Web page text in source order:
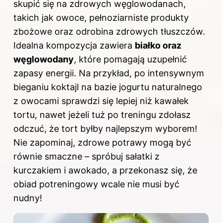
skupić się na zdrowych węglowodanach,
takich jak owoce, pełnoziarniste produkty
zbożowe oraz odrobina zdrowych tłuszczów.
Idealna kompozycja zawiera białko oraz
węglowodany, które pomagają uzupełnić
zapasy energii. Na przykład, po intensywnym
bieganiu koktajl na bazie jogurtu naturalnego
z owocami sprawdzi się lepiej niż kawałek
tortu, nawet jeżeli tuż po treningu zdołasz
odczuć, że tort byłby najlepszym wyborem!
Nie zapominaj, zdrowe potrawy mogą być
równie smaczne – spróbuj sałatki z
kurczakiem i awokado, a przekonasz się, że
obiad potreningowy wcale nie musi być
nudny!